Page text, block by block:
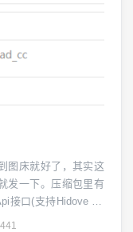
图床就好了，其实这
发一下。压缩包里有
接口(支持Hidove Ap
载了最新版maccms